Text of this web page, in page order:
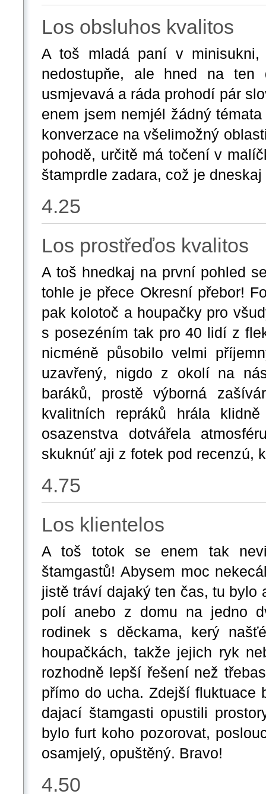
Los obsluhos kvalitos
A toš mladá paní v
nedostupňe, ale hned na ten
usmjevavá a ráda prohodí pár
enem jsem nemjél žádný
konverzace na všelimožný
pohodě, určitě má točení v
štamprdle zadara, což je
4.25
Los prostřeďos kvalitos
A toš hnedkaj na první pohled
tohle je přece Okresní přebor!
pak kolotoč a houpačky pro
s posezéním tak pro 40 lidí z
nicméně působilo velmi
uzavřený, nigdo z okolí na
baráků, prostě výborná
kvalitních repráků hrála
osazenstva dotvářela
skuknúť aji z fotek pod recenzú,
4.75
Los klientelos
A toš totok se enem tak
štamgastů! Abysem moc
jistě tráví dajaký ten čas, tu
polí anebo z domu na jedno
rodinek s děckama, kerý
houpačkách, takže jejich ryk
rozhodně lepší řešení než
přímo do ucha. Zdejší fluktuace
dajací štamgasti opustili
bylo furt koho pozorovat,
osamjelý, opuštěný. Bravo!
4.50